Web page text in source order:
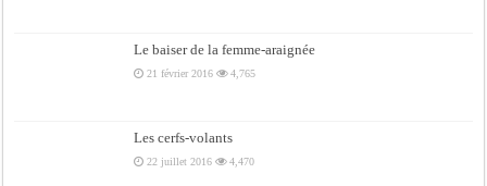
Le baiser de la femme-araignée
21 février 2016 4,765
Les cerfs-volants
22 juillet 2016 4,470